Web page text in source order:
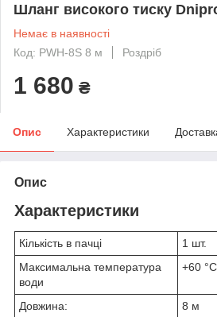
Шланг високого тиску
Немає в наявності
Код: PWH-8S 8 м
Роздріб
1 680 ₴
Опис Характеристики
Опис
Характеристики
Кількість в пачці
1 шт.
Максимальна температура
води
+60 °С
Довжина:
8 м